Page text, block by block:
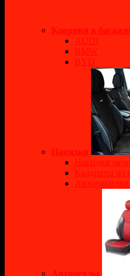
Коврики в
AUDI
BMW
BYD
Накидки
Накидки
Квадраты из
Автонакидки
Авточехлы